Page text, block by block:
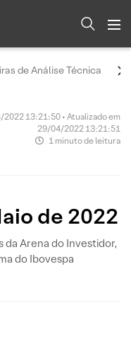
de Análise Técnica
13:21:50 • Atualizado em
29/04/2022 13:21:51
1 minuto de leitura
de 2022
Arena do Investidor,
do Ibovespa